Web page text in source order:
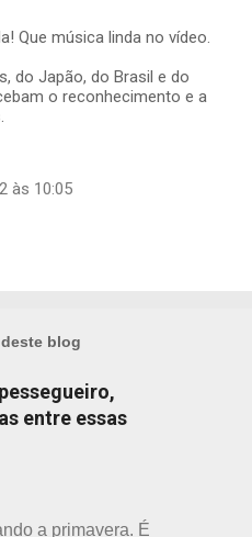
Que música linda no vídeo.
do Japão, do Brasil e do
o reconhecimento e a
às 10:05
blog
entre essas
a primavera. É